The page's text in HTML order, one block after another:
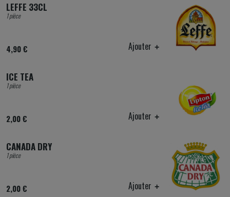
LEFFE 33CL
1 pièce
4,90 € Ajouter
ICE TEA
1 pièce
2,00 € Ajouter
CANADA DRY
1 pièce
2,00 € Ajouter